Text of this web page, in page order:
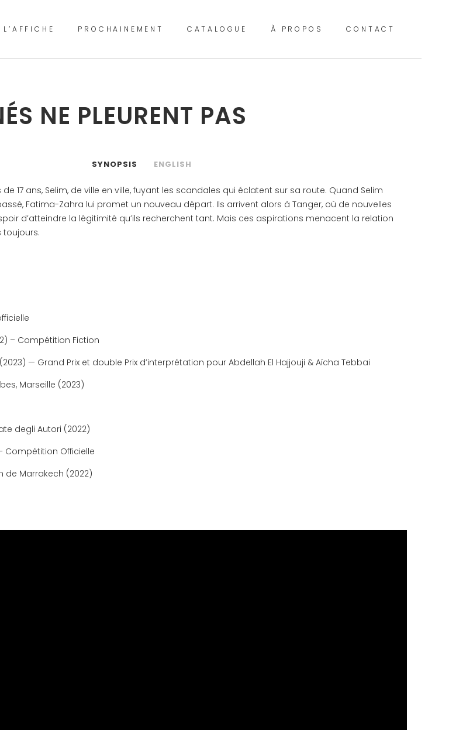
L’AFFICHE PROCHAINEMENT CATALOGUE À PROPOS CONTACT
NE PLEURENT PAS
SYNOPSIS ENGLISH
17 ans, Selim, de ville en ville, fuyant les scandales qui éclatent sur sa route. Quand Selim
Fatima-Zahra lui promet un nouveau départ. Ils arrivent alors à Tanger, où de nouvelles
d’atteindre la légitimité qu’ils recherchent tant. Mais ces aspirations menacent la relation
toujours.
– Compétition Fiction
— Grand Prix et double Prix d’interprétation pour Abdellah El Hajjouji & Aïcha Tebbai
Marseille (2023)
degli Autori (2022)
Compétition Officielle
de Marrakech (2022)